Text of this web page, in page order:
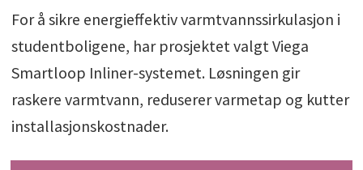
For å sikre energieffektiv varmtvannssirkulasjon i
studentboligene, har prosjektet valgt Viega
Smartloop Inliner-systemet. Løsningen gir
raskere varmtvann, reduserer varmetap og kutter
installasjonskostnader.